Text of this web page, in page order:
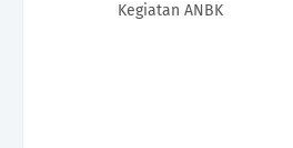
Kegiatan ANBK